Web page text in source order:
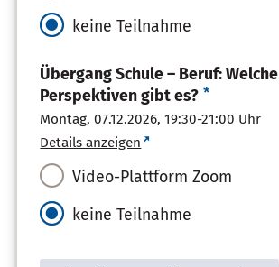
keine Teilnahme
Übergang Schule – Beruf: Welche
Perspektiven gibt es? *
Montag, 07.12.2026,19:30-21:00 Uhr
Details anzeigen
Video-Plattform Zoom
keine Teilnahme